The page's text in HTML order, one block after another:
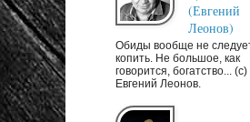
(Евгений
Леонов)
Обиды вообще не
копить. Не большое, как
говорится, богатство... (c)
Евгений Леонов.